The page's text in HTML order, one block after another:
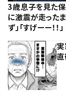
3歳息子を見た保
に激震が走った
ず」「すげーー！！」
直